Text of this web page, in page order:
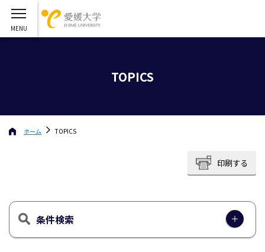
TOPICS
ホーム TOPICS
印刷する
条件検索